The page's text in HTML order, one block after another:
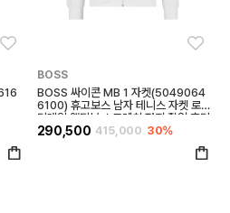
BOSS
BOSS 싸이콘 MB 1 자켓(5049064
6100) 휴고보스 남자 테니스 자켓 로고
디테일 액티브 스트레치 저지 집업 후디
290,500 415,000 30%